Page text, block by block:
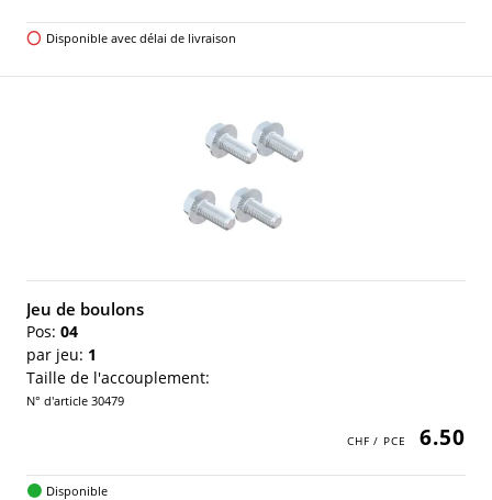
Disponible avec délai de livraison
Jeu de boulons
Pos: 04
par jeu: 1
Taille de l'accouplement:
N° d'article 30479
6.50
Disponible